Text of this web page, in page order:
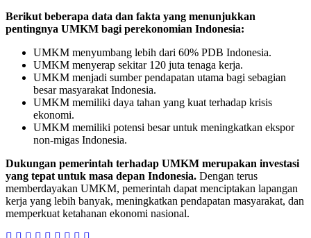
Berikut beberapa data dan fakta yang menunjukkan
pentingnya UMKM bagi perekonomian Indonesia:
UMKM menyumbang lebih dari 60% PDB Indonesia.
UMKM menyerap sekitar 120 juta tenaga kerja.
UMKM menjadi sumber pendapatan utama bagi sebagian
besar masyarakat Indonesia.
UMKM memiliki daya tahan yang kuat terhadap krisis
ekonomi.
UMKM memiliki potensi besar untuk meningkatkan ekspor
non-migas Indonesia.
Dukungan pemerintah terhadap UMKM merupakan investasi
yang tepat untuk masa depan Indonesia. Dengan terus
memberdayakan UMKM, pemerintah dapat menciptakan lapangan
kerja yang lebih banyak, meningkatkan pendapatan masyarakat, dan
memperkuat ketahanan ekonomi nasional.